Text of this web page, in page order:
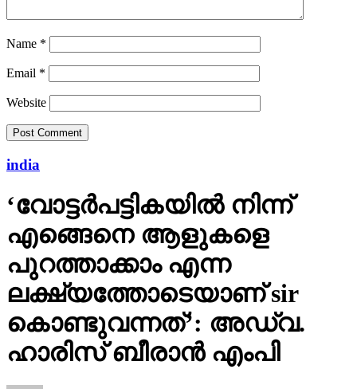
Name *
Email *
Website
india
‘വോട്ടര്‍പട്ടികയില്‍ നിന്ന്
എങ്ങെനെ ആളുകളെ
പുറത്താക്കാം എന്ന
ലക്ഷ്യത്തോടെയാണ് sir
കൊണ്ടുവന്നത്’: അഡ്വ.
ഹാരിസ് ബീരാൻ എംപി